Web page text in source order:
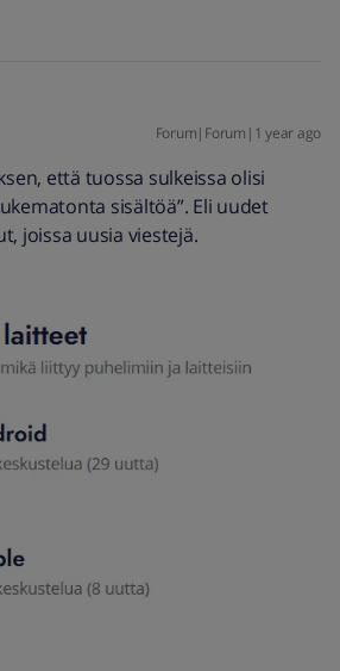
Forum|Forum|1 year ago
että tuossa sulkeissa olisi
sisältöä”. Eli uudet
joissa uusia viestejä.